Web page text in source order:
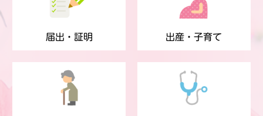
届出・証明 出産・子育て